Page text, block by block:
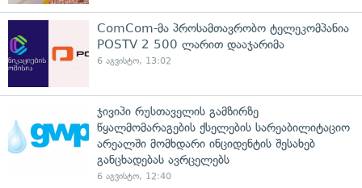
ComCom-მა პროსამთავრობო ტელეკომპანია
POSTV 2 500 ლარით დააჯარიმა
6 აგვისტო, 13:02
ჯივიპი რუსთაველის გამზირზე
წყალმომარაგების ქსელების სარეაბილიტაციო
არეალში მომხდარი ინციდენტის შესახებ
განცხადებას ავრცელებს
6 აგვისტო, 12:40